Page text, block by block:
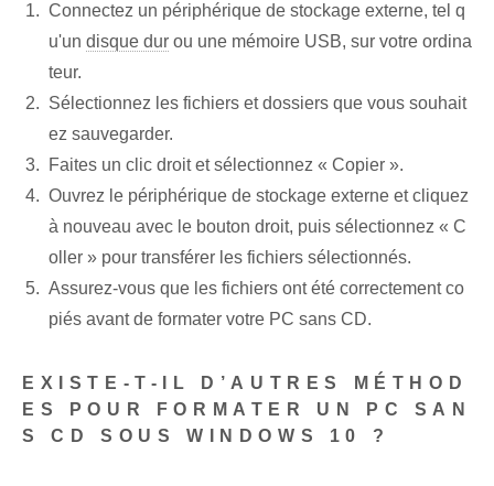
Connectez un périphérique de stockage externe, tel q
u'un disque dur ou une mémoire USB, sur votre ordina
teur.
Sélectionnez les fichiers et dossiers que vous souhait
ez sauvegarder.
Faites un clic droit⁣ et sélectionnez « Copier ».
Ouvrez le périphérique de stockage externe et cliquez
à nouveau avec le bouton droit, puis sélectionnez « C
oller » pour transférer les fichiers sélectionnés.
Assurez-vous que les fichiers ont été correctement co
piés avant de formater votre PC sans CD.
EXISTE-T-IL D’AUTRES MÉTHOD
ES POUR FORMATER UN PC SAN
S CD SOUS WINDOWS 10 ?